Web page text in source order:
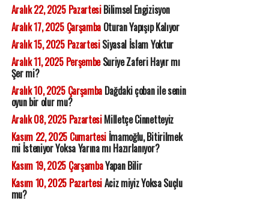
Aralık 22, 2025 PazartesiBilimsel Engizisyon
Aralık 17, 2025 ÇarşambaOturan Yapışıp Kalıyor
Aralık 15, 2025 PazartesiSiyasal İslam Yoktur
Aralık 11, 2025 PerşembeSuriye Zaferi Hayır mı
Şer mi?
Aralık 10, 2025 ÇarşambaDağdaki çoban ile senin
oyun bir olur mu?
Aralık 08, 2025 PazartesiMilletçe Cinnetteyiz
Kasım 22, 2025 Cumartesiİmamoğlu, Bitirilmek
mi İsteniyor Yoksa Yarına mı Hazırlanıyor?
Kasım 19, 2025 ÇarşambaYapan Bilir
Kasım 10, 2025 PazartesiAciz miyiz Yoksa Suçlu
mu?